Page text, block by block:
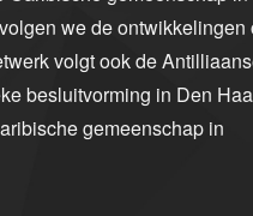
we de ontwikkelingen
volgt ook de
besluitvorming in Den
gemeenschap in